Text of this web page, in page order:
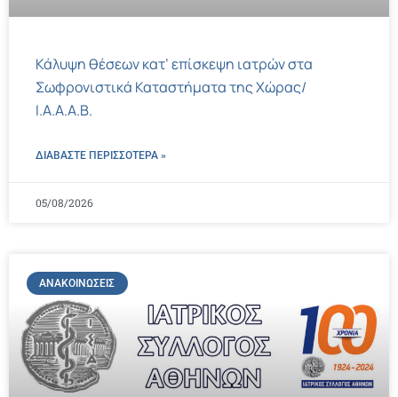
Κάλυψη θέσεων κατ’ επίσκεψη ιατρών στα
Σωφρονιστικά Καταστήματα της Χώρας/
Ι.Α.Α.Α.Β.
ΔΙΑΒΑΣΤΕ ΠΕΡΙΣΣΌΤΕΡΑ »
05/08/2026
ΑΝΑΚΟΙΝΏΣΕΙΣ